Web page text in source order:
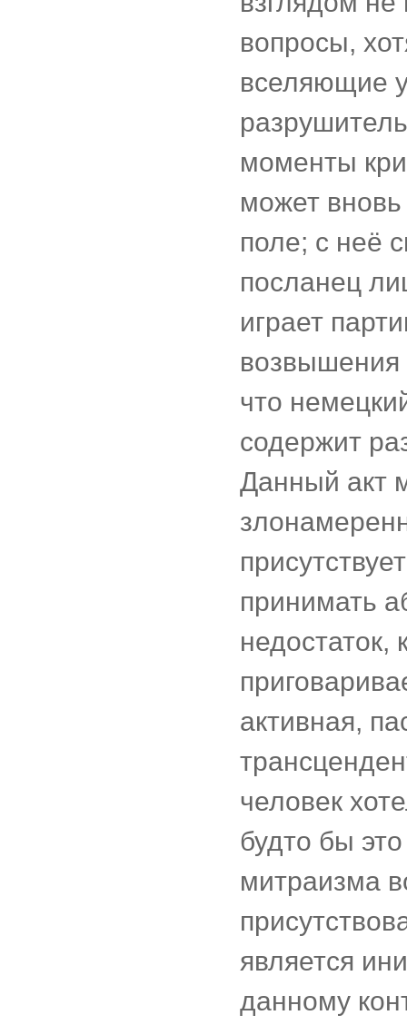
вопросы,
вселяющие
моменты
может вновь
поле; с неё
посланец
играет
что
содержит
Данный акт
принимать
недостаток,
активная,
человек
будто бы
митраизма
является
данному